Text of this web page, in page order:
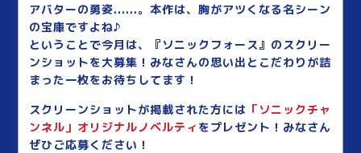
アバターの勇姿......。本作は、胸がアツくなる名シーン
の宝庫ですよね♪
ということで今月は、『ソニックフォース』のスクリー
ンショットを大募集！みなさんの思い出とこだわりが詰
まった一枚をお待ちしてます！
スクリーンショットが掲載された方には 「ソニックチャ
ンネル」オリジナルノベルティ をプレゼント！みなさん
ぜひご応募ください！